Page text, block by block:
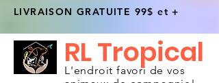
LIVRAISON GRATUITE 99$ et +
L'endroit favori de vos
RL Tropical